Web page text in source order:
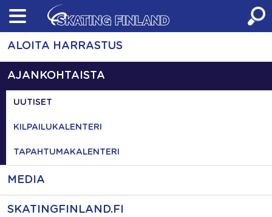
Skip
content
ALOITA HARRASTUS
AJANKOHTAISTA
UUTISET
KILPAILUKALENTERI
TAPAHTUMAKALENTERI
MEDIA
SKATINGFINLAND.FI